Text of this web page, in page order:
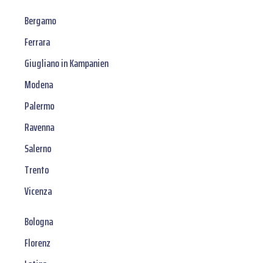
Bergamo
Ferrara
Giugliano in Kampanien
Modena
Palermo
Ravenna
Salerno
Trento
Vicenza
Bologna
Florenz